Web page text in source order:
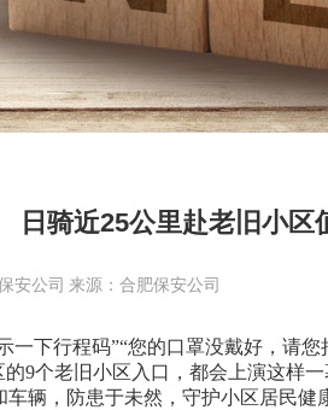
日骑近25公里赴老旧小区
安公司 来源：合肥保安公司
下行程码”“您的口罩没戴好，请您
的9个老旧小区入口，都会上演这
辆，防患于未然，守护小区居民健